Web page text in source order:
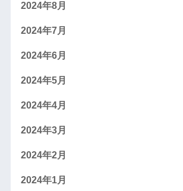
2024年8月
2024年7月
2024年6月
2024年5月
2024年4月
2024年3月
2024年2月
2024年1月